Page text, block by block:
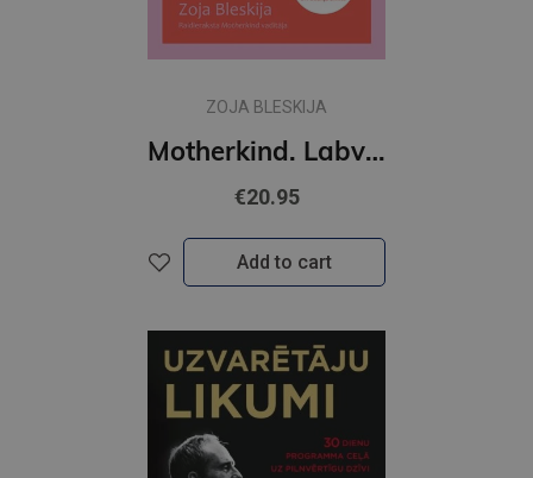
ZOJA BLESKIJA
Motherkind. Labvēlīgo māšu cilts
€20.95
Add to cart